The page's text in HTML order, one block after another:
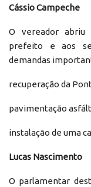
Cássio Campeche
O vereador abriu
prefeito e aos
demandas
recuperação da
pavimentação
instalação de uma
Lucas Nascimento
O parlamentar